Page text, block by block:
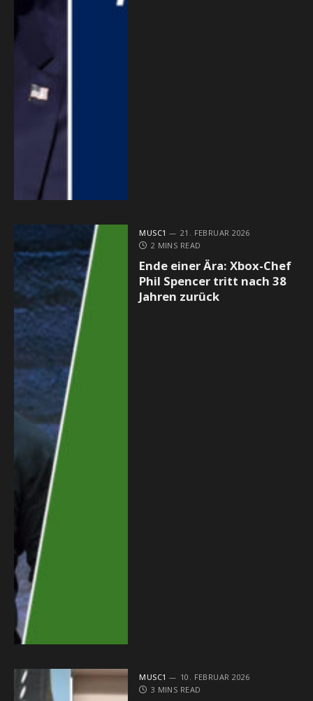
MUSC1
21. FEBRUAR 2026
2 MINS READ
Ende einer Ära: Xbox-Chef
Phil Spencer tritt nach 38
Jahren zurück
MUSC1
10. FEBRUAR 2026
3 MINS READ